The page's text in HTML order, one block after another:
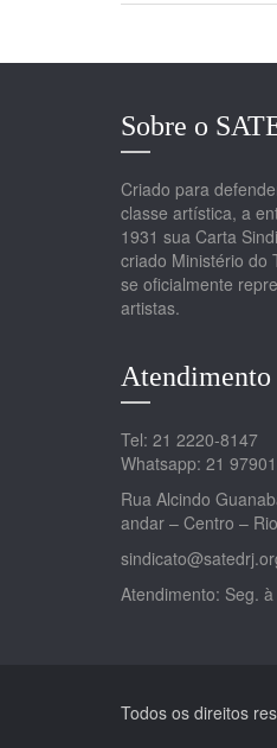
Sobre o
Criado para
classe artística, a
1931 sua Carta
criado Ministério do
se oficialmente
artistas.
Atendimento
Tel: 21 2220-8147
Whatsapp: 21
Rua Alcindo
andar – Centro –
Atendimento: Seg.
Todos os direitos